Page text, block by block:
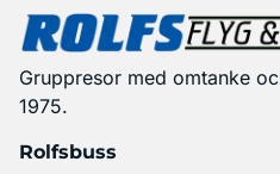
Gruppresor med omtanke
1975.
Rolfsbuss